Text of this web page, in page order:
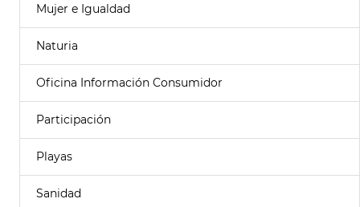
Mujer e Igualdad
Naturia
Oficina Información Consumidor
Participación
Playas
Sanidad